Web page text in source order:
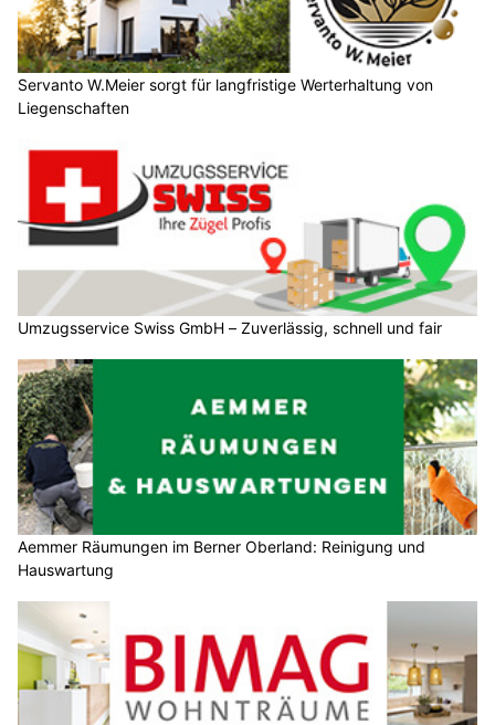
Servanto W.Meier sorgt für langfristige Werterhaltung von
Liegenschaften
Umzugsservice Swiss GmbH – Zuverlässig, schnell und fair
Aemmer Räumungen im Berner Oberland: Reinigung und
Hauswartung